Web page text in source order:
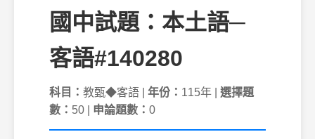
國中試題：本土語─
客語#140280
科目： 教甄◆客語 | 年份： 115年 | 選擇題
數： 50 | 申論題數： 0